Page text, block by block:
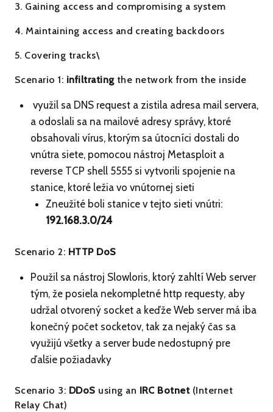
3. Gaining access and compromising a system
4. Maintaining access and creating backdoors
5. Covering tracks\
Scenario 1: infiltratingthe network from the inside
využil sa DNS request a zistila adresa mail servera,
a odoslali sa na mailové adresy správy, ktoré
obsahovali vírus, ktorým sa útocníci dostali do
vnútra siete, pomocou nástroj Metasploit a
reverse TCP shell 5555 si vytvorili spojenie na
stanice, ktoré ležia vo vnútornej sieti
Zneužité boli stanice v tejto sieti vnútri:
192.168.3.0/24
Scenario 2: HTTP DoS
Použil sa nástroj Slowloris, ktorý zahltí Web server
tým, že posiela nekompletné http requesty, aby
udržal otvorený socket a keďže Web server má iba
konečný počet socketov, tak za nejaký čas sa
využijú všetky a server bude nedostupný pre
ďalšie požiadavky
Scenario 3: DDoS using an IRC Botnet(Internet
Relay Chat)